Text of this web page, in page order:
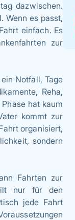
dazwischen.
Wenn es passt,
einfach. Es
zur
Notfall, Tage
Reha,
hat kaum
kommt zur
organisiert,
sondern
Fahrten zur
nur für den
jede Fahrt